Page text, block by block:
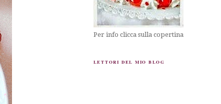
Per info clicca sulla copertina
LETTORI DEL MIO BLOG